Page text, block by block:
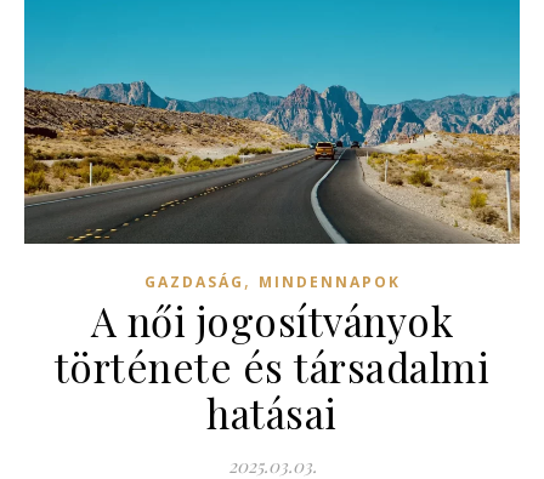
GAZDASÁG , MINDENNAPOK
A női jogosítványok
története és társadalmi
hatásai
2025.03.03.